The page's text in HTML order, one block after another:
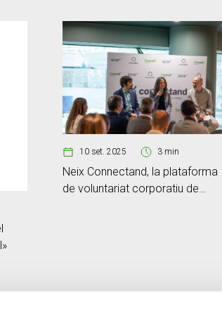
10 set. 2025 3 min
Neix Connectand, la plataforma
de voluntariat corporatiu de